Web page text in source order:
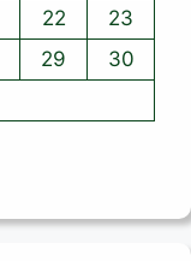
22
23
29
30